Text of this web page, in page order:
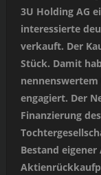
3U Holding AG
interessierte
verkauft. Der
Stück. Damit
nennenswertem
engagiert. Der
Finanzierung
Bestand